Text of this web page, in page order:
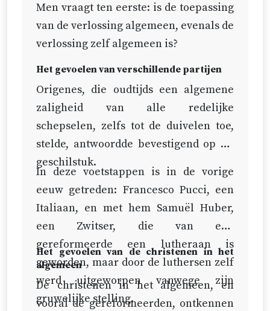
Hierom wordt gezegd dat velen
geen deel aan Christus hebben,
wegens het gemis van deze
Dit volgt uit de zaak zelf. Want
omdat Christus’ verlossing van een
oneindige waarde is, zo zouden, als
ze niet door een toepassing als het
ware begrensd werd, alle mensen
en ieder mens in het bijzonder
noodzakelijk gezaligd, en geen
enkel mens verdoemd moeten
worden. Dit is in strijd met de
grondbeginselen van de Schrift en
van alle religie.
van de voleinding der eeuwen, tot
in alle eeuwigheid. Dan zal de
toepassing, die in de tijd geschied
is, zonder enige tussenkomende
middelen onmiddellijk door God en
de Middelaar voortgezet en
voltooid worden tot in alle
eeuwigheid.
Men vraagt ten eerste: is de toepassing
van de verlossing algemeen, evenals de
verlossing zelf algemeen is?
Het gevoelen van verschillende partijen
Origenes, die oudtijds een algemene
zaligheid van alle redelijke
schepselen, zelfs tot de duivelen toe,
stelde, antwoordde bevestigend op dit
geschilstuk.
In deze voetstappen is in de vorige
eeuw getreden: Francesco Pucci, een
Italiaan, en met hem Samuël Huber,
een Zwitser, die van een
gereformeerde een lutheraan is
geworden, maar door de luthersen zelf
werd uitgeworpen vanwege zijn
gruwelijke stelling.
Het gevoelen van de christenen in het
algemeen
De christenen in het algemeen, en
vooral de gereformeerden, ontkennen